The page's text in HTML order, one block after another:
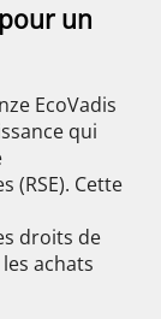
un
EcoVadis
qui
(RSE). Cette
droits de
achats